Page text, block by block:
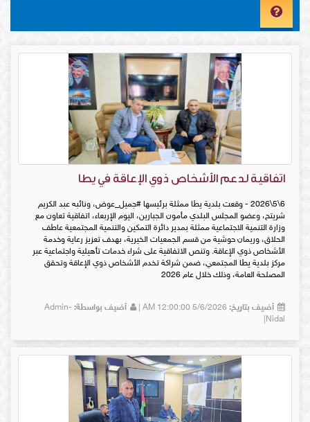
اتفاقية لدعم الأشخاص ذوي الإعاقة في يطا
6\5\2026 - وقعت بلدية يطا ممثلة برئيسها #جميل_عوض، ونائبه عبد الكريم
شريتح، وعضو المجلس البلدي مأمون الجبارين، اليوم الإربعاء، اتفاقية تعاون مع
وزارة التنمية الاجتماعية ممثلة بمدير دائرة التمكين والتنمية المجتمعية عاطف
الحلاق، وريمان حوشية من قسم الجمعيات الخيرية، بهدف تعزيز رعاية وخدمة
الأشخاص ذوي الإعاقة. وتنص الاتفاقية على شراء خدمات تأهيلية واجتماعية عبر
مركز بلدية يطا المجتمعي، ضمن شراكة تخدم الأشخاص ذوي الإعاقة وتحقق
المصلحة العامة، وذلك خلال عام 2026
أضيف بتاريخ: أضيف بواسطة: Admin-
Nidal|